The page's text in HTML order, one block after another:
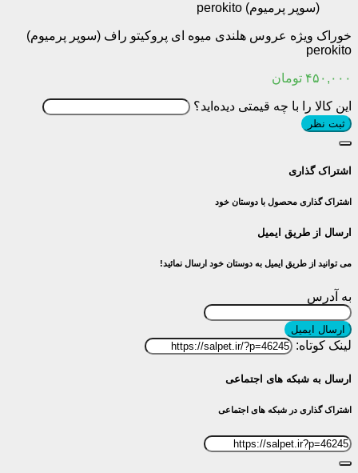
خوراک ویژه عروس هلندی میوه ای پروکیتو راف (سوپر پرمیوم)
perokito
۴۵۰,۰۰۰ تومان
این کالا را با چه قیمتی دیده‌اید؟
ثبت نظر
اشتراک گذاری
اشتراک گذاری محصول با دوستان خود
ارسال از طریق ایمیل
می توانید از طریق ایمیل به دوستان خود ارسال نمائید!
به آدرس
ارسال ایمیل
لینک کوتاه:
ارسال به شبکه های اجتماعی
اشتراک گذاری در شبکه های اجتماعی